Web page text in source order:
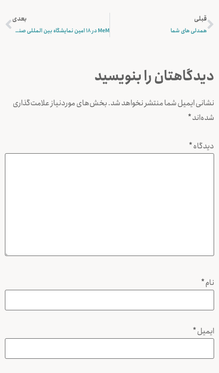
قبلی
همدلی های شما
بعدی
MeM در 18 امین نمایشگاه بین المللی صنعت برق تهران (پروازی از جنس تلاش)
دیدگاهتان را بنویسید
نشانی ایمیل شما منتشر نخواهد شد.بخش‌های موردنیاز علامت‌گذاری
شده‌اند*
دیدگاه*
نام*
ایمیل*